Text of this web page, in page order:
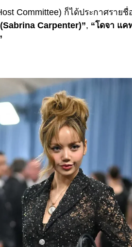
Committee) ก็ได้ประกาศราย
Carpenter)”, “โดจา แค